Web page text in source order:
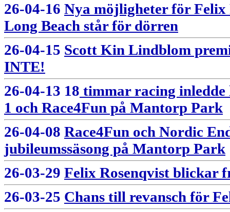
26-04-16 Nya möjligheter för Felix
Long Beach står för dörren
26-04-15 Scott Kin Lindblom
INTE!
26-04-13 18 timmar racing inledde
1 och Race4Fun på Mantorp Park
26-04-08 Race4Fun och Nordic
jubileumssäsong på Mantorp Park
26-03-29 Felix Rosenqvist blickar
26-03-25 Chans till revansch för